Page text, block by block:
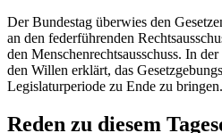
Der Bundestag überwies den
an den federführenden
den Menschenrechtsausschuss. In
den Willen erklärt, das
Legislaturperiode zu Ende zu
Reden zu diesem